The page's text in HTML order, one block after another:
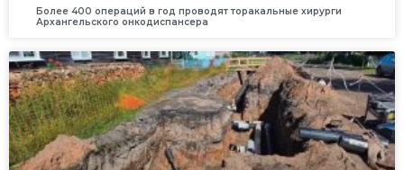
Более 400 операций в год проводят торакальные хирурги
Архангельского онкодиспансера